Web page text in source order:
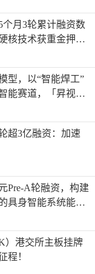
月3轮累计融资数
核技术获重金押
型，以“智能焊工”
能赛道，「昇视唯
资
超3亿融资：加速
Pre-A轮融资，构建
具身智能系统能力
）港交所主板挂牌
程！